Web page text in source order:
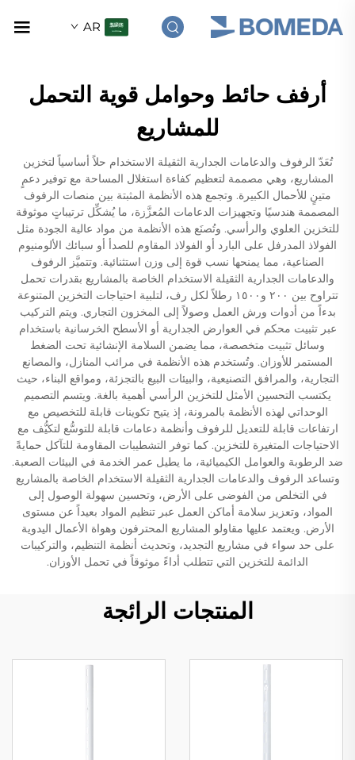
AR
أرفف حائط وحوامل قوية التحمل
للمشاريع
تُعَدّ الرفوف والدعامات الجدارية الثقيلة الاستخدام حلاً أساسياً لتخزين
المشاريع، وهي مصممة لتعظيم كفاءة استغلال المساحة مع توفير دعمٍ
متينٍ للأحمال الكبيرة. وتجمع هذه الأنظمة المثبتة بين منصات الرفوف
المصممة هندسيًا وتجهيزات الدعامات المُعزَّزة، ما يُشكِّل ترتيباتٍ موثوقة
للتخزين العلوي والرأسي. وتُصنَع هذه الأنظمة من مواد عالية الجودة مثل
الفولاذ المدرفل على البارد أو الفولاذ المقاوم للصدأ أو سبائك الألومنيوم
الصناعية، مما يمنحها نسب قوة إلى وزن استثنائية. وتتميَّز الرفوف
والدعامات الجدارية الثقيلة الاستخدام الخاصة بالمشاريع بقدرات تحمل
تتراوح بين ٢٠٠ و١٥٠٠ رطلاً لكل رف، لتلبية احتياجات التخزين المتنوعة
بدءاً من أدوات ورش العمل وصولاً إلى المخزون التجاري. ويتم التركيب
عبر تثبيت محكم في العوارض الجدارية أو الأسطح الخرسانية باستخدام
وسائل تثبيت متخصصة، مما يضمن السلامة الإنشائية تحت الضغط
المستمر للأوزان. وتُستخدم هذه الأنظمة في مرائب المنازل، والمصانع
التجارية، والمرافق التصنيعية، والبيئات البيع بالتجزئة، ومواقع البناء، حيث
يكتسب التحسين الأمثل للتخزين الرأسي أهمية بالغة. ويتسم التصميم
الوحداتي لهذه الأنظمة بالمرونة، إذ يتيح تكوينات قابلة للتخصيص مع
ارتفاعات قابلة للتعديل للرفوف وأنظمة دعامات قابلة للتوسُّع لتكيُّف مع
الاحتياجات المتغيرة للتخزين. كما توفر التشطيبات المقاومة للتآكل حمايةً
ضد الرطوبة والعوامل الكيميائية، ما يطيل عمر الخدمة في البيئات الصعبة.
وتساعد الرفوف والدعامات الجدارية الثقيلة الاستخدام الخاصة بالمشاريع
في التخلص من الفوضى على الأرض، وتحسين سهولة الوصول إلى
المواد، وتعزيز سلامة أماكن العمل عبر تنظيم المواد بعيداً عن مستوى
الأرض. ويعتمد عليها مقاولو المشاريع المحترفون وهواة الأعمال اليدوية
على حد سواء في مشاريع التجديد، وتحديث أنظمة التنظيم، والتركيبات
الدائمة للتخزين التي تتطلب أداءً موثوقاً في تحمل الأوزان.
المنتجات الرائجة